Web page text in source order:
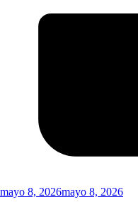
mayo 8, 2026mayo 8, 2026